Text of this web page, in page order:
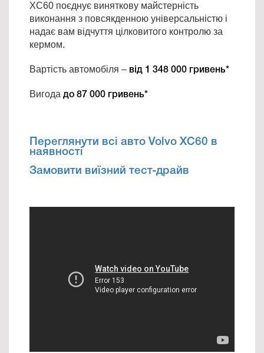
XC60 поєднує виняткову майстерність
виконання з повсякденною універсальністю і
надає вам відчуття цілковитого контролю за
кермом.
Вартість автомобіля – від 1 348 000 гривень*
Вигода до 87 000 гривень*
Переглянути всі авто Volvo ХС60 в
наявності
Замовити виїзний тест-драйв